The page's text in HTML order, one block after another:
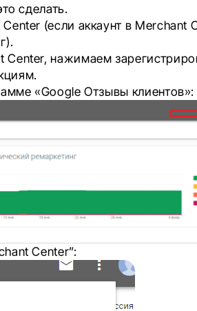
сделать.
(если аккаунт в Merchant
Center, нажимаем
«Google Отзывы клиентов»:
Center”: